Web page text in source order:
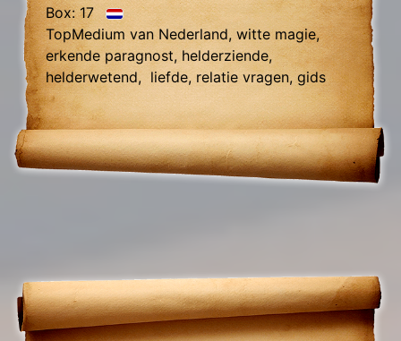
Box: 17
TopMedium van Nederland, witte magie,
erkende paragnost, helderziende,
helderwetend, liefde, relatie vragen, gids
contact, relatie hersteller, toekomst
voorspelling, foto lezen, zwarte magie
verwijdering.